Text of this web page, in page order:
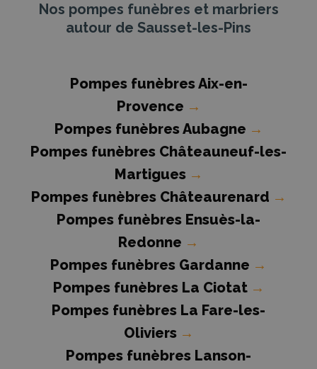
Nos pompes funèbres et marbriers
autour de Sausset-les-Pins
Pompes funèbres Aix-en-
Provence →
Pompes funèbres Aubagne →
Pompes funèbres Châteauneuf-les-
Martigues →
Pompes funèbres Châteaurenard →
Pompes funèbres Ensuès-la-
Redonne →
Pompes funèbres Gardanne →
Pompes funèbres La Ciotat →
Pompes funèbres La Fare-les-
Oliviers →
Pompes funèbres Lanson-